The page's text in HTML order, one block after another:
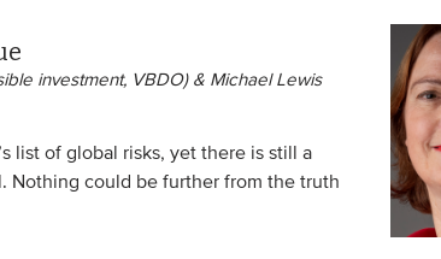
investment, VBDO) & Michael Lewis
list of global risks, yet there is still a
Nothing could be further from the truth